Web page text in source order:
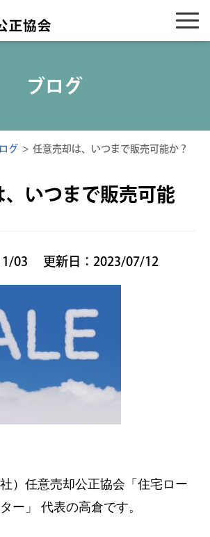
ブログ
グ > 任意売却は、いつまで販売可能か？
、いつまで販売可能
03 更新日：2023/07/12
）任意売却公正協会「住宅ロー
ー」 代表の高倉です。